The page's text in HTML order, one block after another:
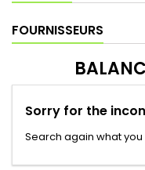
FOURNISSEURS
Sorry for the
Search again what